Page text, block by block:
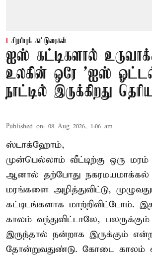
சிறப்புக் கட்டுரைகள்
ஐஸ் கட்டிகளால்
உலகின் ஒரே 'ஐஸ்
நாட்டில் இருக்கிறது
Published on: 08 Aug 2026, 1:06 am
ஸ்டாக்ஹோம்,
முன்பெல்லாம் வீட்டிற்கு ஒரு மரம்
ஆனால் தற்போது நகரமயமாக்கல்
மரங்களை அழித்துவிட்டு,
கட்டிடங்களாக மாற்றிவிட்டோம்.
காலம் வந்துவிட்டாலே, பலருக்கும்
இருந்தால் நன்றாக இருக்கும்
தோன்றுவதுண்டு. கோடை காலம்